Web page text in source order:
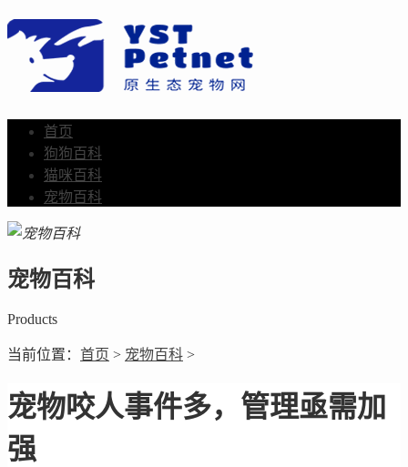
首页
狗狗百科
猫咪百科
宠物百科
宠物百科
Products
当前位置： 首页 > 宠物百科 >
宠物咬人事件多，管理亟需加
强